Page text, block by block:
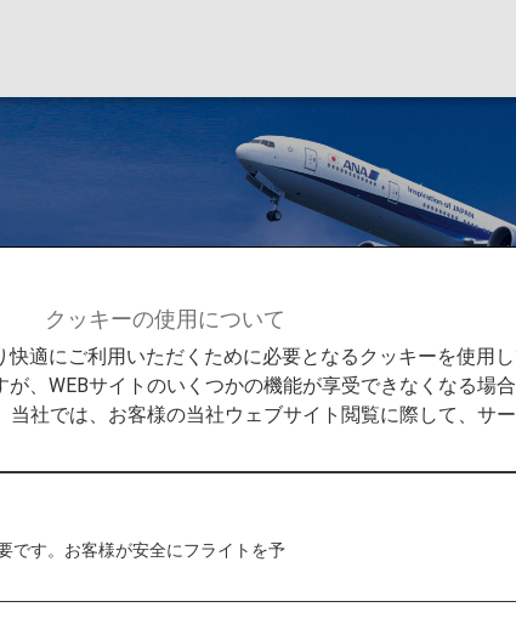
ービス プレミアムメンバー特典 充実の特典を
のサービスリニューアルを実施いたします。
度変更をご確認ください。
クッキーの使用について
適にご利用いただくために必要となるクッキーを使用
、WEBサイトのいくつかの機能が享受できなくなる場
当社では、お客様の当社ウェブサイト閲覧に際して、サ
です。お客様が安全にフライトを予